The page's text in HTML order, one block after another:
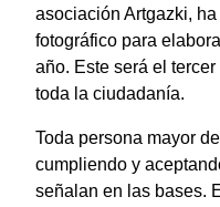
asociación Artgazki,
fotográfico para
año. Este será el
toda la ciudadanía.
Toda persona mayor
cumpliendo y
señalan en las bases.